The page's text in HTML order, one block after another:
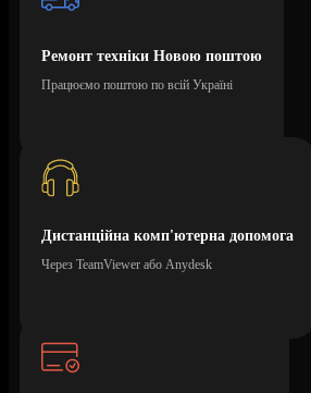
Ремонт техніки Новою поштою
Працюємо поштою по всій Україні
Дистанційна комп'ютерна допомога
Через TeamViewer або Anydesk